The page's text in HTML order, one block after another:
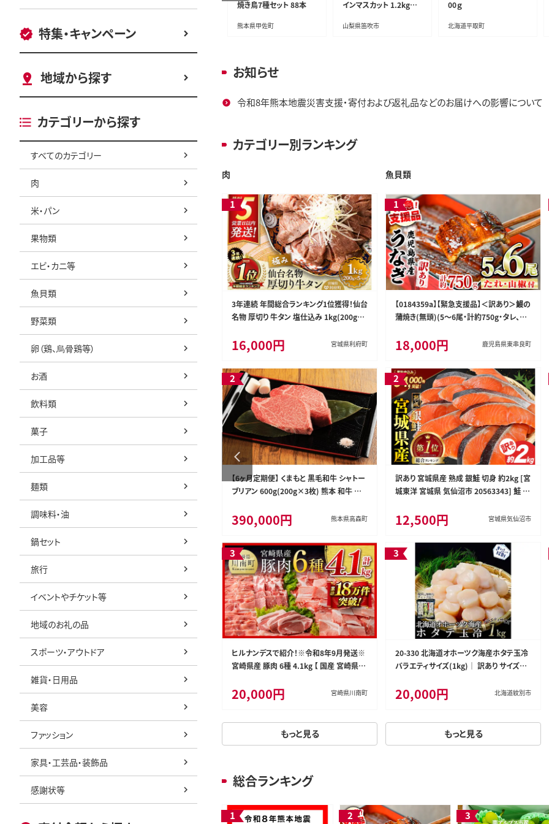
特集・キャンペーン
地域から探す
カテゴリーから探す
すべてのカテゴリー
肉
米・パン
果物類
エビ・カニ等
魚貝類
野菜類
卵（鶏、烏骨鶏等）
お酒
飲料類
菓子
加工品等
麺類
調味料・油
鍋セット
旅行
イベントやチケット等
地域のお礼の品
スポーツ・アウトドア
雑貨・日用品
美容
ファッション
家具・工芸品・装飾品
感謝状等
鹿児島県曽於市
焼き鳥7種セット 88本
熊本県甲佐町
インマスカット 1.2kg以
山梨県笛吹市
00ｇ
北海道平取町
お知らせ
令和8年熊本地震災害支援・寄付および返礼品などのお届けへの影響について
カテゴリー別ランキング
応援 寄附
熊本県甲佐町
熊本県高森町
人の郷基
田県東成瀬村
20,000円 静岡県焼津市
47,000円 静岡県焼津市
a24-017 ルアー DUOスモラバ＆リグルセ
ット
24,000円 静岡県焼津市
肉
3年連続 年間総合ランキング1位獲得！仙台
名物 厚切り 牛タン 塩仕込み 1kg(200g×
希少 部位 タン中 タン元 塩ダレ タレ 小分
け 仙台 名物 厚切 肉厚 おいしい 美味 牛
肉 焼肉 バーベキュー BBQ 宮城県 利府町
船田食品]
16,000円 宮城県利府町
【6ヶ月定期便】 くまもと 黒毛和牛 シャトー
ブリアン 600g(200g×3枚) 熊本 和牛 牛
390,000円 熊本県高森町
ヒルナンデスで紹介！※令和8年9月発送※
宮崎県産 豚肉 6種 4.1kg 【 国産 宮崎県産
ミヤチク 】［D00634r809］
20,000円 宮崎県川南町
もっと見る
魚貝類
【0184359a】【緊急支援品】＜訳あり＞鰻の
蒲焼き(無頭)(5～6尾・計約750g・タレ、山
れ 鹿児島 ふるさと 人気 支援 【アクアおお
すみ】
18,000円 鹿児島県東串良町
訳あり 宮城県産 熟成 銀鮭 切身 約2kg [宮
城東洋 宮城県 気仙沼市 20563343] 鮭 海
シャケ 切り身 冷凍 おかず 弁当 支援 事業
者支援 サーモン 魚 銀鮭切り身
12,500円 宮城県気仙沼市
20-330 北海道オホーツク海産ホタテ玉冷
バラエティサイズ(1kg)｜ 訳あり サイズ不
20,000円 北海道紋別市
もっと見る
総合ランキング